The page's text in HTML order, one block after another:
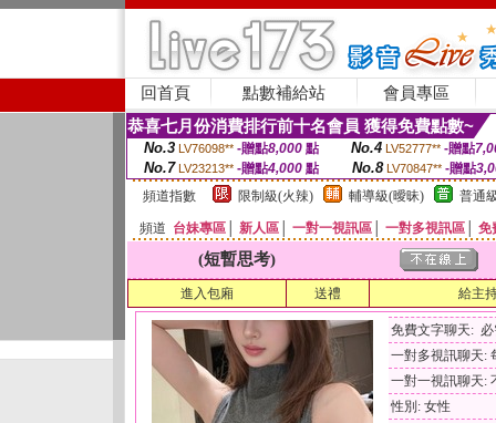
回首頁 點數補給站 會員專區
恭喜七月份消費排行前十名會員 獲得免費點數~
No.3 LV76098** -贈點8,000點 No.4 LV52777** -贈點
No.7 LV23213** -贈點4,000 點 No.8 LV70847** -贈點
頻道指數
限制級(火辣) 輔導級(曖昧) 普通
頻道 台妹專區 新人區 一對一視訊區 一對多視訊區 免
(短暫思考)
進入包廂 送禮 給主
免費文字聊天:
一對多視訊聊天:
一對一視訊聊天:
性別: 女性